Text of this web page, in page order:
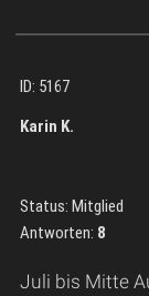
ID: 5167
Karin K.
Status: Mitglied
Antworten: 8
Juli bis Mitte